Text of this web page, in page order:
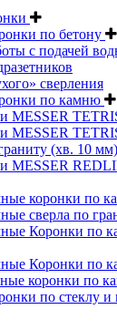
по бетону
с подачей
сверления
по камню
MESSER
MESSER
(хв. 10 мм)
MESSER
коронки по
сверла по
Коронки по
Коронки по
коронки по
по стеклу и